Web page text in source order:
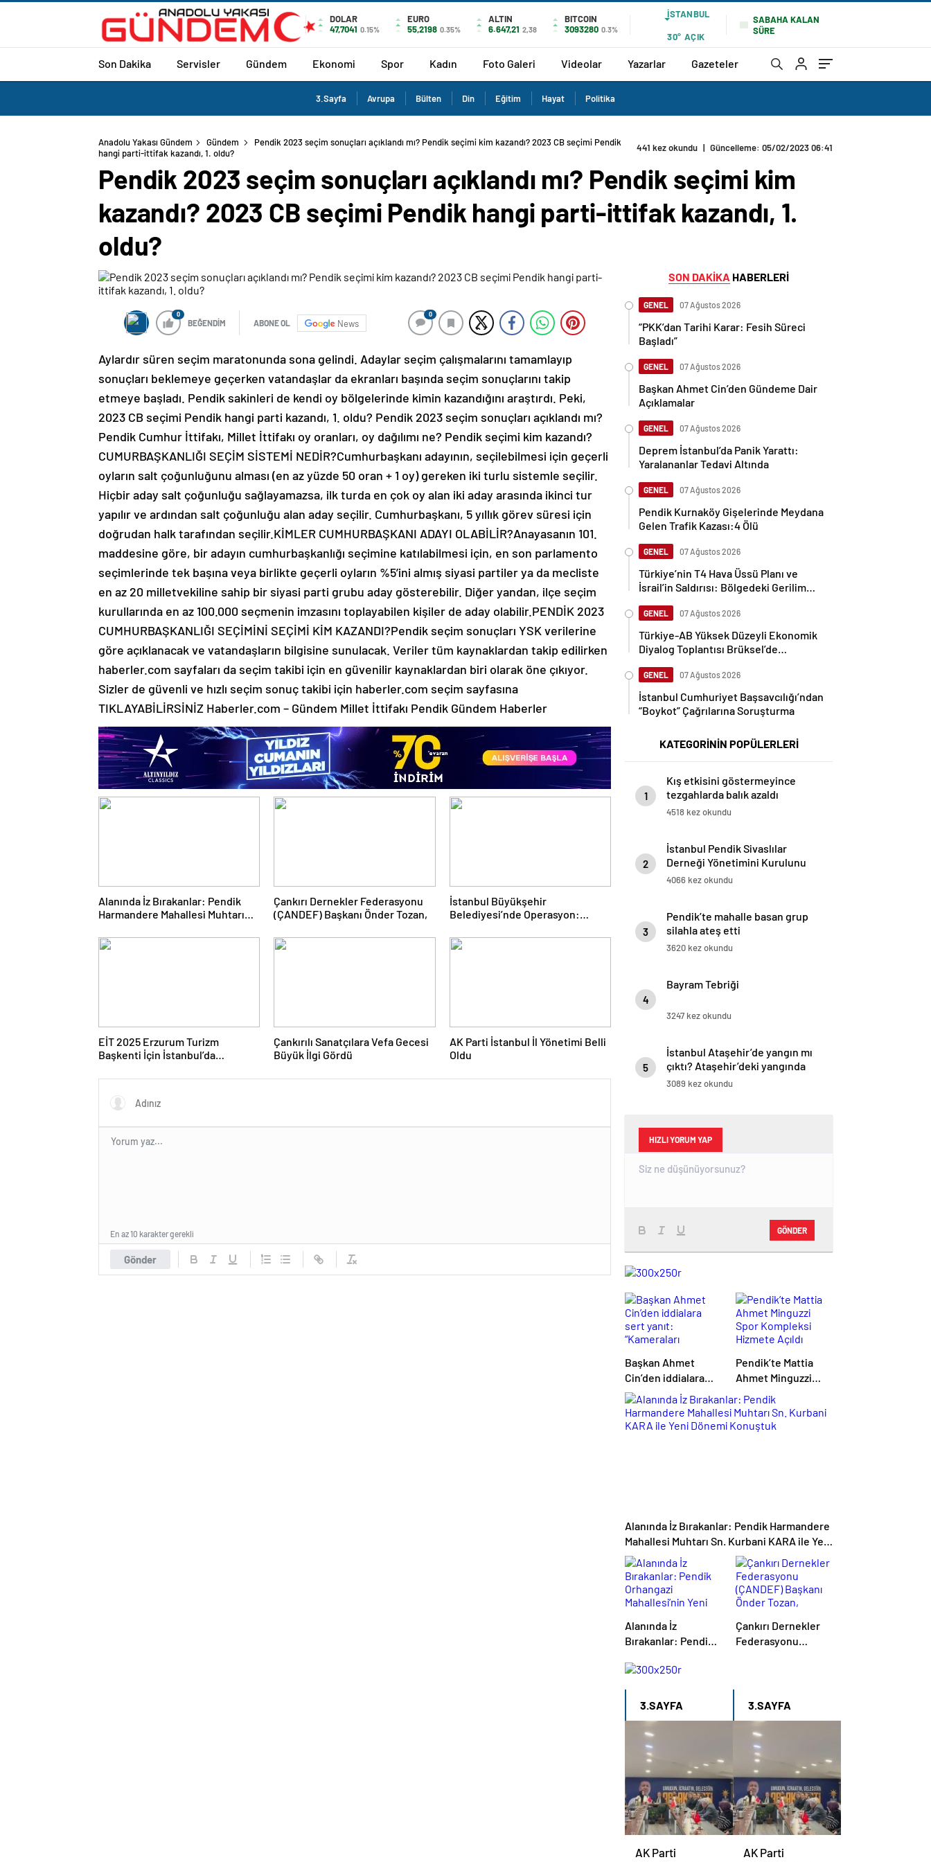
DOLAR
47,7041 0.15%
EURO
55,2198 0.35%
ALTIN
6.647,21 2,38
BITCOIN
3093280 0.3%
İSTANBUL
30° AÇIK
SABAHA KALAN
SÜRE
Son Dakika Servisler Gündem Ekonomi Spor Kadın Foto Galeri Videolar Yazarlar Gazeteler
3.Sayfa Avrupa Bülten Din Eğitim Hayat Politika
Anadolu Yakası Gündem Gündem
Pendik 2023 seçim sonuçları açıklandı mı? Pendik seçimi kim kazandı? 2023 CB seçimi Pendik
hangi parti-ittifak kazandı, 1. oldu?
441 kez okundu | Güncelleme: 05/02/2023 06:41
Pendik 2023 seçim sonuçları açıklandı mı? Pendik seçimi kim
kazandı? 2023 CB seçimi Pendik hangi parti-ittifak kazandı, 1.
oldu?
0
BEĞENDİM ABONE OL News
0
Aylardır süren seçim maratonunda sona gelindi. Adaylar seçim çalışmalarını tamamlayıp
sonuçları beklemeye geçerken vatandaşlar da ekranları başında seçim sonuçlarını takip
etmeye başladı. Pendik sakinleri de kendi oy bölgelerinde kimin kazandığını araştırdı. Peki,
2023 CB seçimi Pendik hangi parti kazandı, 1. oldu? Pendik 2023 seçim sonuçları açıklandı mı?
Pendik Cumhur İttifakı, Millet İttifakı oy oranları, oy dağılımı ne? Pendik seçimi kim kazandı?
CUMURBAŞKANLIĞI SEÇİM SİSTEMİ NEDİR?Cumhurbaşkanı adayının, seçilebilmesi için geçerli
oyların salt çoğunluğunu alması (en az yüzde 50 oran + 1 oy) gereken iki turlu sistemle seçilir.
Hiçbir aday salt çoğunluğu sağlayamazsa, ilk turda en çok oy alan iki aday arasında ikinci tur
yapılır ve ardından salt çoğunluğu alan aday seçilir. Cumhurbaşkanı, 5 yıllık görev süresi için
doğrudan halk tarafından seçilir.KİMLER CUMHURBAŞKANI ADAYI OLABİLİR?Anayasanın 101.
maddesine göre, bir adayın cumhurbaşkanlığı seçimine katılabilmesi için, en son parlamento
seçimlerinde tek başına veya birlikte geçerli oyların %5’ini almış siyasi partiler ya da mecliste
en az 20 milletvekiline sahip bir siyasi parti grubu aday gösterebilir. Diğer yandan, ilçe seçim
kurullarında en az 100.000 seçmenin imzasını toplayabilen kişiler de aday olabilir.PENDİK 2023
CUMHURBAŞKANLIĞI SEÇİMİNİ SEÇİMİ KİM KAZANDI?Pendik seçim sonuçları YSK verilerine
göre açıklanacak ve vatandaşların bilgisine sunulacak. Veriler tüm kaynaklardan takip edilirken
haberler.com sayfaları da seçim takibi için en güvenilir kaynaklardan biri olarak öne çıkıyor.
Sizler de güvenli ve hızlı seçim sonuç takibi için haberler.com seçim sayfasına
TIKLAYABİLİRSİNİZ Haberler.com – Gündem Millet İttifakı Pendik Gündem Haberler
Alanında İz Bırakanlar: Pendik
Harmandere Mahallesi Muhtarı
Konuştuk
Çankırı Dernekler Federasyonu
(ÇANDEF) Başkanı Önder Tozan,
İstanbul Büyükşehir
Belediyesi’nde Operasyon:
EİT 2025 Erzurum Turizm
Başkenti İçin İstanbul’da
Düzenlendi
Çankırılı Sanatçılara Vefa Gecesi
Büyük İlgi Gördü
AK Parti İstanbul İl Yönetimi Belli
Oldu
Gönder
En az 10 karakter gerekli
SON DAKİKA HABERLERİ
GENEL 07 Ağustos 2026
“PKK’dan Tarihi Karar: Fesih Süreci
Başladı”
GENEL 07 Ağustos 2026
Başkan Ahmet Cin’den Gündeme Dair
Açıklamalar
GENEL 07 Ağustos 2026
Deprem İstanbul’da Panik Yarattı:
Yaralananlar Tedavi Altında
GENEL 07 Ağustos 2026
Pendik Kurnaköy Gişelerinde Meydana
Gelen Trafik Kazası:4 Ölü
GENEL 07 Ağustos 2026
Türkiye’nin T4 Hava Üssü Planı ve
İsrail’in Saldırısı: Bölgedeki Gerilim
GENEL 07 Ağustos 2026
Türkiye-AB Yüksek Düzeyli Ekonomik
Diyalog Toplantısı Brüksel’de
GENEL 07 Ağustos 2026
İstanbul Cumhuriyet Başsavcılığı’ndan
“Boykot” Çağrılarına Soruşturma
KATEGORİNİN POPÜLERLERİ
1
Kış etkisini göstermeyince
tezgahlarda balık azaldı
4518 kez okundu
2
İstanbul Pendik Sivaslılar
Derneği Yönetimini Kurulunu
Basına Tanıttı
4066 kez okundu
3
Pendik’te mahalle basan grup
silahla ateş etti
3620 kez okundu
4
Bayram Tebriği
3247 kez okundu
5
İstanbul Ataşehir’de yangın mı
çıktı? Ataşehir’deki yangında
son durum nedir, söndürüldü
3089 kez okundu
HIZLI YORUM YAP
GÖNDER
haberleri
haberleri
haberleri
dakika
haberleri
dakika
flaş
haberler
haberleri
dakika
haberleri
haberler
haberler
haberleri
para
haberleri
haberleri
Başkan Ahmet
Cin’den iddialara
sert yanıt:
“Kameraları
bantlayanlar kadar
Pendik’te Mattia
Ahmet Minguzzi
Spor Kompleksi
Hizmete Açıldı
Alanında İz Bırakanlar: Pendik Harmandere
Mahallesi Muhtarı Sn. Kurbani KARA ile Yeni
Dönemi Konuştuk
Alanında İz
Bırakanlar: Pendik
Mahallesi’nin Yeni
Muhtarı Sn. Hakan
TEKKEŞİNTEKİN’i
Çankırı Dernekler
Federasyonu
3.SAYFA
AK Parti
3.SAYFA
AK Parti